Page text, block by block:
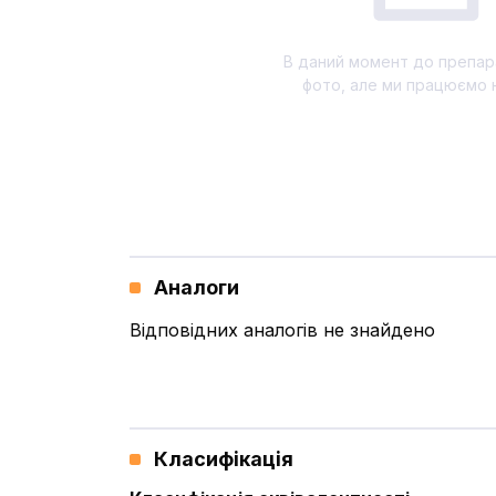
В даний момент до
фото, але ми працюємо
Аналоги
Відповідних аналогів не знайдено
Класифікація